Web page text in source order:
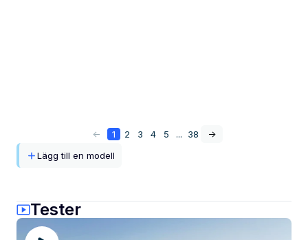
<- 1 2 3 4 5 ... 38
->
Lägg till en modell
Tester